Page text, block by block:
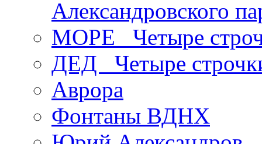
Александровского
МОРЕ _Четыре
ДЕД _Четыре
Аврора
Фонтаны ВДНХ